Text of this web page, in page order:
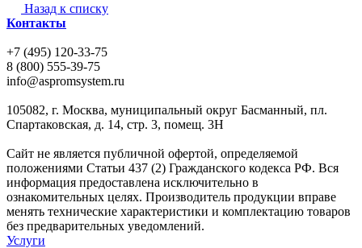
Назад к списку
Контакты
+7 (495) 120-33-75
8 (800) 555-39-75
info@aspromsystem.ru
105082, г. Москва, муниципальный округ Басманный, пл.
Спартаковская, д. 14, стр. 3, помещ. 3Н
Сайт не является публичной офертой, определяемой
положениями Статьи 437 (2) Гражданского кодекса РФ. Вся
информация предоставлена исключительно в
ознакомительных целях. Производитель продукции вправе
менять технические характеристики и комплектацию товаров
без предварительных уведомлений.
Услуги